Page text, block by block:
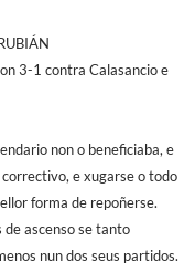
3-1 contra Calasancio e
non o beneficiaba, e
e xugarse o todo
forma de repoñerse.
de ascenso se tanto
nun dos seus partidos.